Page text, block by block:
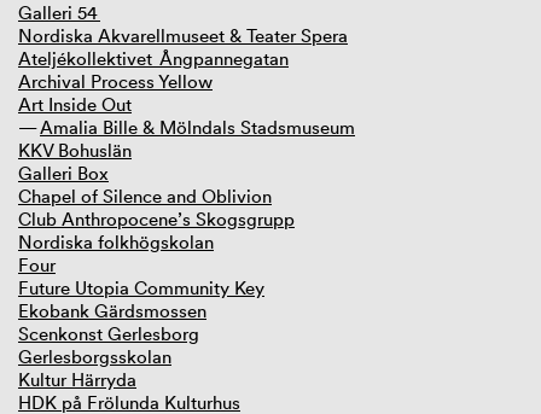
Om GIBCA Extended
Nätverket
Arkiv
GIBCA Extended 2013
GIBCA Extended 2015
GIBCA Extended 2017
GIBCA Extended 2019
Utställning
Aktörer
GIBCA Extended 2023
GIBCA Extended 2025
Galleri 54
Nordiska Akvarellmuseet & Teater Spera
Ateljékollektivet Ångpannegatan
Archival Process Yellow
Art Inside Out
Amalia Bille & Mölndals Stadsmuseum
KKV Bohuslän
Galleri Box
Chapel of Silence and Oblivion
Club Anthropocene’s Skogsgrupp
Nordiska folkhögskolan
Four
Future Utopia Community Key
Ekobank Gärdsmossen
Scenkonst Gerlesborg
Gerlesborgsskolan
Kultur Härryda
HDK på Frölunda Kulturhus